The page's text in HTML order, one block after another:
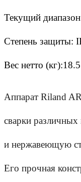
Текущий
Степень защиты:
Вес нетто
Аппарат Riland
сварки
и нержавеющую
Его прочная